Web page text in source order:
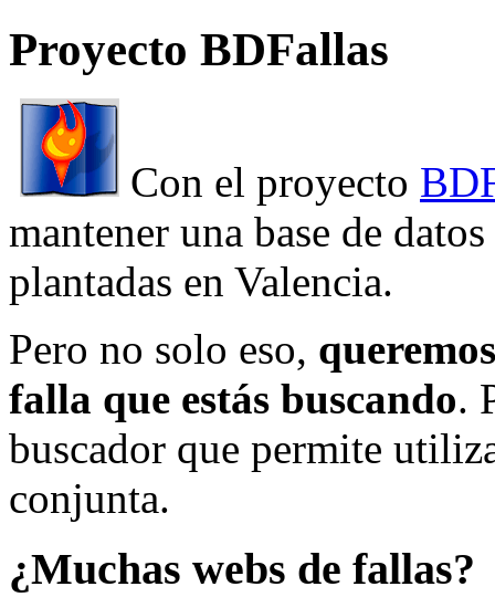
Proyecto BDFallas
Con el proyecto
mantener una base de
plantadas en Valencia.
Pero no solo eso,
falla que estás buscando.
buscador que permite
conjunta.
¿Muchas webs de fallas?